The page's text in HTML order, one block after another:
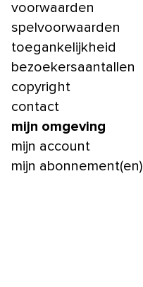
voorwaarden
spelvoorwaarden
toegankelijkheid
bezoekersaantallen
copyright
contact
mijn omgeving
mijn account
mijn abonnement(en)